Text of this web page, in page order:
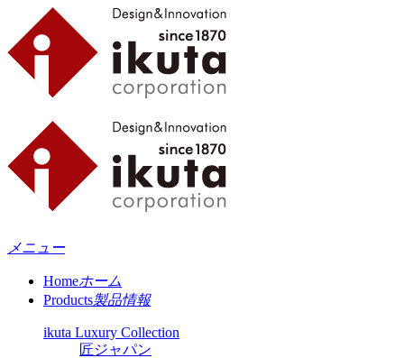
メニュー
Homeホーム
Products製品情報
ikuta Luxury Collection
匠ジャパン